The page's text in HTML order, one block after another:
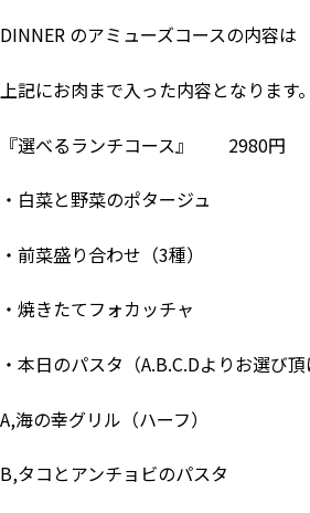
DINNER のアミューズコースの内容は
上記にお肉まで入った内容となります。
『選べるランチコース』 2980円
・白菜と野菜のポタージュ
・前菜盛り合わせ（3種）
・焼きたてフォカッチャ
・本日のパスタ（A.B.C.Dよりお選び頂
A,海の幸グリル（ハーフ）
B,タコとアンチョビのパスタ